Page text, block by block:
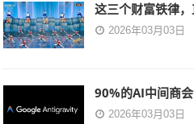
这三个财富铁律
2026年03月03日
90%的AI中间商
2026年03月03日